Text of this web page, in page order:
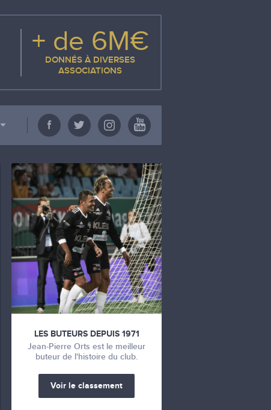
+ de 6M€
DONNÉS À DIVERSES
ASSOCIATIONS
LES BUTEURS DEPUIS 1971
Jean-Pierre Orts est le meilleur
buteur de l'histoire du club.
Voir le classement